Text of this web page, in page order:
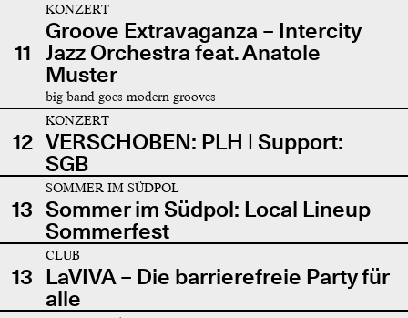
11
KONZERT
Groove Extravaganza – Intercity
Jazz Orchestra feat. Anatole
Muster
big band goes modern grooves
12
KONZERT
VERSCHOBEN: PLH | Support:
SGB
13
SOMMER IM SÜDPOL
Sommer im Südpol: Local Lineup
Sommerfest
13
CLUB
LaVIVA – Die barrierefreie Party für
alle